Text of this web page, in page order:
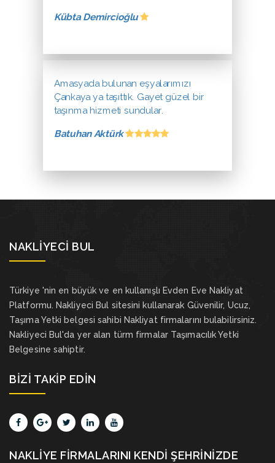
Kübta Demircioğlu
Amasyada bulunan eşyalarımızı
Çankaya ya taşıttık. Gayet güzel bir
taşınma hizmeti sundular.
Batuhan Aktürk
NAKLIYECI BUL
Türkiye 'nin en büyük ve en kullanışlı Evden Eve Nakliyat
Platformu. Nakliyeci Bul sitesini kullanarak Güvenilir, Ucuz,
Taşıma Yetki belgesi sahibi Nakliyat firmalarını bulabilirsiniz.
Nakliyeci Bul'da yer alan türm firmalar Taşımacılık Yetki
Belgesine sahiptir.
BIZI TAKIP EDIN
NAKLIYE FIRMALARINI KENDI ŞEHRINIZDE